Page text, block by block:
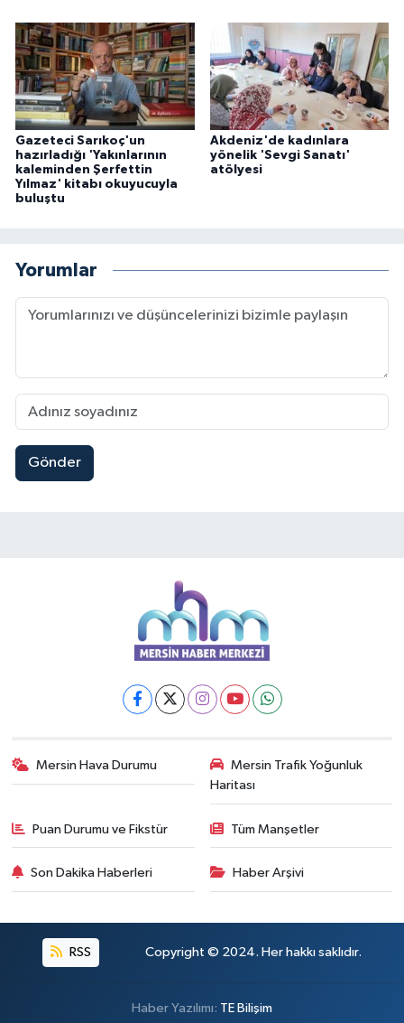
Gazeteci Sarıkoç'un
hazırladığı 'Yakınlarının
kaleminden Şerfettin
Yılmaz' kitabı okuyucuyla
buluştu
Akdeniz'de kadınlara
yönelik 'Sevgi Sanatı'
atölyesi
Yorumlar
Gönder
Mersin Hava Durumu
Mersin Trafik Yoğunluk
Haritası
Puan Durumu ve Fikstür Tüm Manşetler
Son Dakika Haberleri Haber Arşivi
RSS Copyright © 2024. Her hakkı saklıdır.
Haber Yazılımı: TE Bilişim